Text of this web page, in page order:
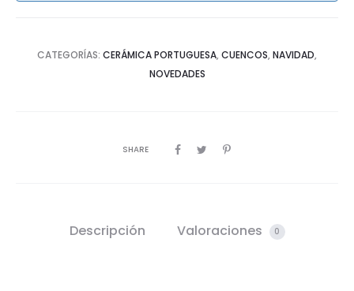
CATEGORÍAS: CERÁMICA PORTUGUESA, CUENCOS, NAVIDAD,
NOVEDADES
SHARE
Descripción Valoraciones 0